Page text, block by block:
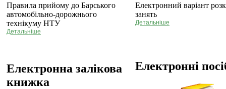
Правила прийому до Барського
автомобільно-дорожнього
технікуму НТУ
Детальніше
Електронна залікова
книжка
Електронний варіант
занять
Детальніше
Електронні